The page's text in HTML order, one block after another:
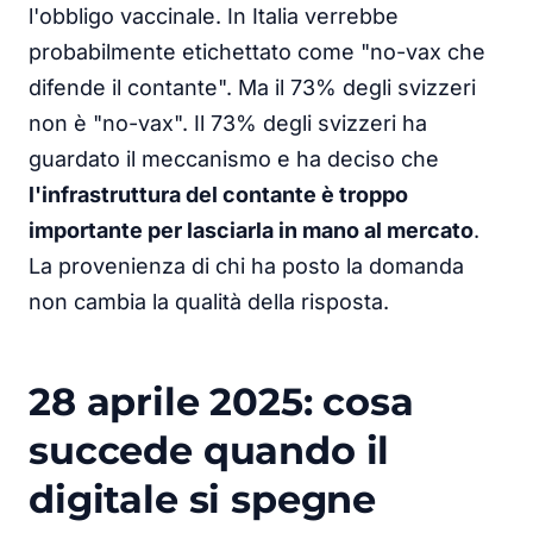
l'obbligo vaccinale. In Italia verrebbe
probabilmente etichettato come "no-vax che
difende il contante". Ma il 73% degli svizzeri
non è "no-vax". Il 73% degli svizzeri ha
guardato il meccanismo e ha deciso che
l'infrastruttura del contante è troppo
importante per lasciarla in mano al mercato.
La provenienza di chi ha posto la domanda
non cambia la qualità della risposta.
28 aprile 2025: cosa
succede quando il
digitale si spegne